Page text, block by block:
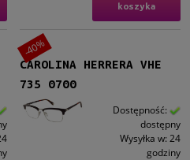
koszyka
CAROLINA HERRERA VHE
735 0700
Dostępność:
dostępny
Wysyłka w: 24
godziny
-40%